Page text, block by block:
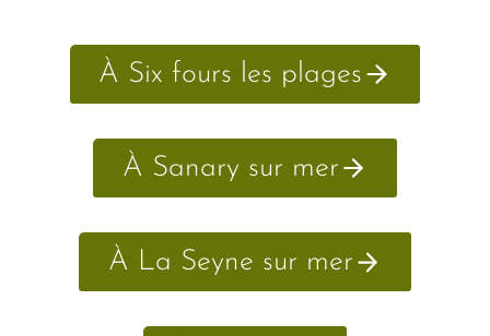
À Six fours les plages
À Sanary sur mer
À La Seyne sur mer